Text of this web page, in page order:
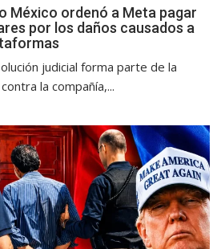
México ordenó a Meta pagar
por los daños causados a
judicial forma parte de la
la compañía,...